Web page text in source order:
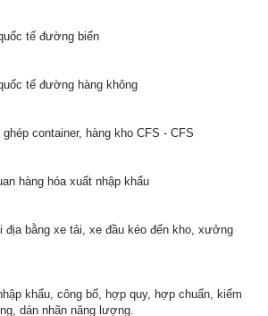
tế đường biển
tế đường hàng không
container, hàng kho CFS - CFS
hàng hóa xuất nhập khẩu
địa bằng xe tải, xe đầu kéo đến kho, xưởng
khẩu, công bố, hợp quy, hợp chuẩn, kiểm
dán nhãn năng lượng.